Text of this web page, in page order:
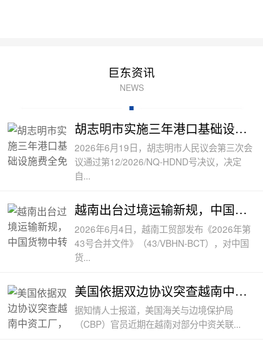
巨东资讯
NEWS
胡志明市实施三年港口基础设施费全免政
2026年6月19日，胡志明市人民议会第三次会
议通过第12/2026/NQ-HDND号决议，决定
自...
越南出台过境运输新规，中国货物中转通
2026年6月4日，越南工贸部发布《2026年第
43号合并文件》（43/VBHN-BCT），对中国
货...
美国依据双边协议突查越南中资工厂，三
据知情人士报道，美国海关与边境保护局
（CBP）官员近期在越南对部分中资关联...